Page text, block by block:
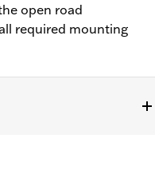
open road
required mounting